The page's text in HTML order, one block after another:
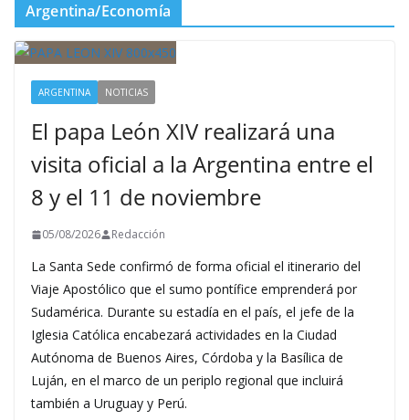
Argentina/Economía
ARGENTINA NOTICIAS
El papa León XIV realizará una
visita oficial a la Argentina entre el
8 y el 11 de noviembre
05/08/2026 Redacción
La Santa Sede confirmó de forma oficial el itinerario del
Viaje Apostólico que el sumo pontífice emprenderá por
Sudamérica. Durante su estadía en el país, el jefe de la
Iglesia Católica encabezará actividades en la Ciudad
Autónoma de Buenos Aires, Córdoba y la Basílica de
Luján, en el marco de un periplo regional que incluirá
también a Uruguay y Perú.